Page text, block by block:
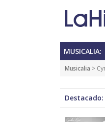
MUSICALIA:
Musicalia >
Destacado: